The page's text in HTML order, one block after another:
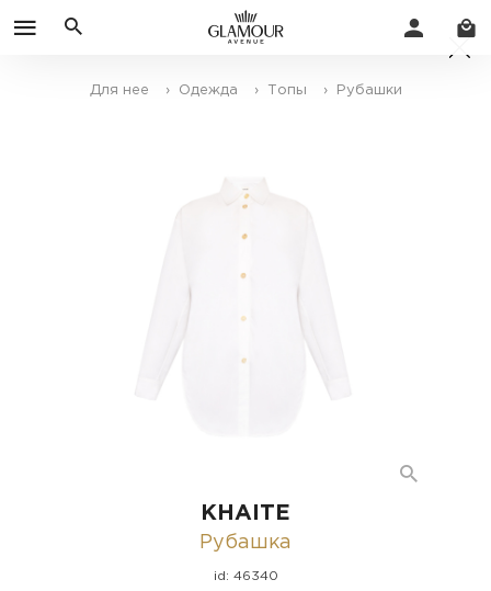
Для нее › Одежда › Топы › Рубашки
KHAITE
Рубашка
id: 46340